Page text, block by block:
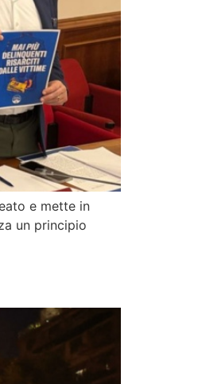
e mette in
un principio